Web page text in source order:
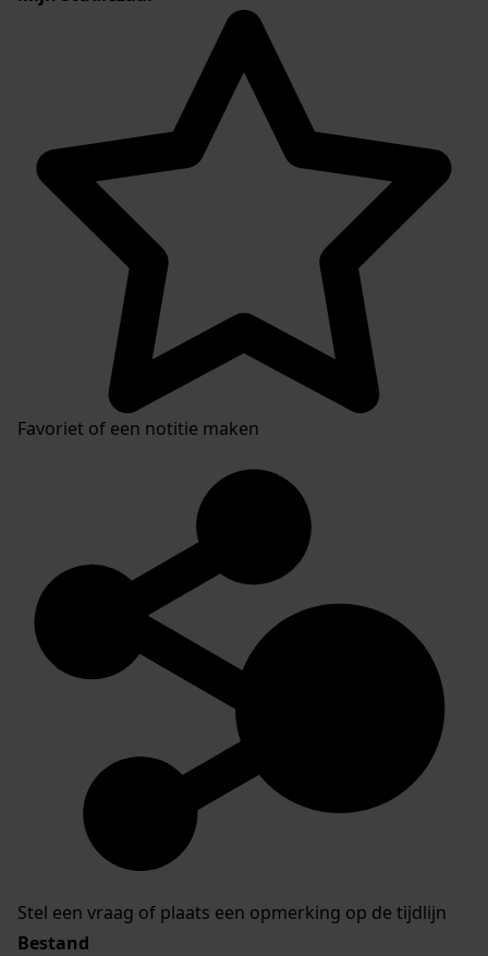
Favoriet of een notitie maken
Stel een vraag of plaats een opmerking op de tijdlijn
Bestand